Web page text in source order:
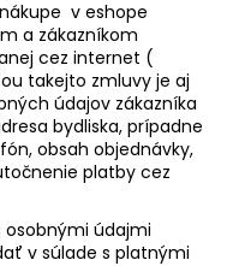
v eshope
a zákazníkom
cez internet (
takejto zmluvy je aj
údajov zákazníka
bydliska, prípadne
obsah objednávky,
platby cez
osobnými údajmi
v súlade s platnými